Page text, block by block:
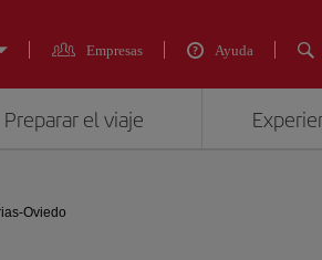
Empresas Ayuda
Preparar el viaje
Oviedo